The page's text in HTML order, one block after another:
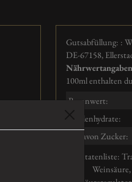
Gutsabfüllung: :
DE-67158,
Nährwertangaben
100ml enthalten
Brennwert:
Kohlenhydrate:
davon Zucker:
Zutatenliste: